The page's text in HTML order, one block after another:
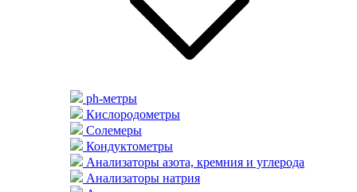
ph-метры
Кислородометры
Солемеры
Кондуктометры
Анализаторы азота, кремния и углерода
Анализаторы натрия